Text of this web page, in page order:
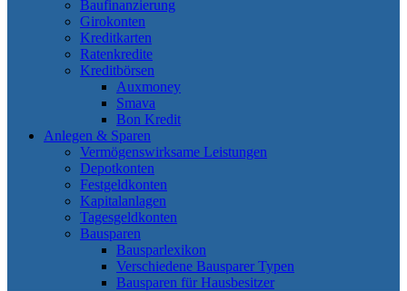
Baufinanzierung
Girokonten
Kreditkarten
Ratenkredite
Kreditbörsen
Auxmoney
Smava
Bon Kredit
Anlegen & Sparen
Vermögenswirksame Leistungen
Depotkonten
Festgeldkonten
Kapitalanlagen
Tagesgeldkonten
Bausparen
Bausparlexikon
Verschiedene Bausparer Typen
Bausparen für Hausbesitzer